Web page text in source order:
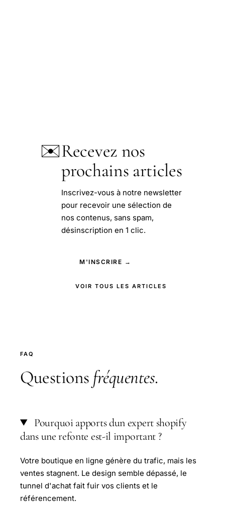
✉️Recevez nos
prochains articles
Inscrivez-vous à notre newsletter
pour recevoir une sélection de
nos contenus, sans spam,
désinscription en 1 clic.
M'INSCRIRE →
VOIR TOUS LES ARTICLES
FAQ
Questions fréquentes.
Pourquoi apports dun expert shopify
dans une refonte est-il important ?
Votre boutique en ligne génère du trafic, mais les
ventes stagnent. Le design semble dépassé, le
tunnel d'achat fait fuir vos clients et le
référencement.